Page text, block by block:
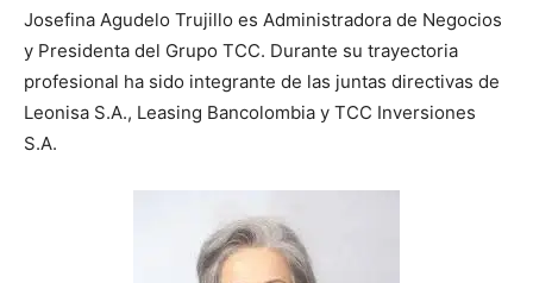
Josefina Agudelo Trujillo es Administradora de Negocios
y Presidenta del Grupo TCC. Durante su trayectoria
profesional ha sido integrante de las juntas directivas de
Leonisa S.A., Leasing Bancolombia y TCC Inversiones
S.A.